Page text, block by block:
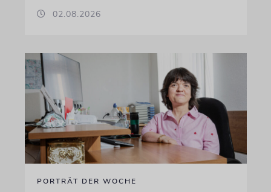
02.08.2026
PORTRÄT DER WOCHE